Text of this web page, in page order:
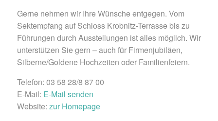
Gerne nehmen wir Ihre Wünsche entgegen. Vom
Sektempfang auf Schloss Krobnitz-Terrasse bis zu
Führungen durch Ausstellungen ist alles möglich. Wir
unterstützen Sie gern – auch für Firmenjubiläen,
Silberne/Goldene Hochzeiten oder Familienfeiern.
Telefon: 03 58 28/8 87 00
E-Mail: E-Mail senden
Website: zur Homepage